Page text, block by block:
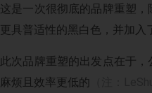
这是一次很彻底的品牌重塑
更具普适性的黑白色，并加入
此次品牌重塑的出发点在于
麻烦且效率更低的